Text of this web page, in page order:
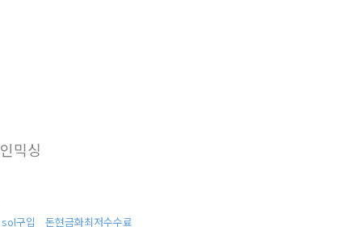
믹싱
sol구입 돈현금화최저수수료